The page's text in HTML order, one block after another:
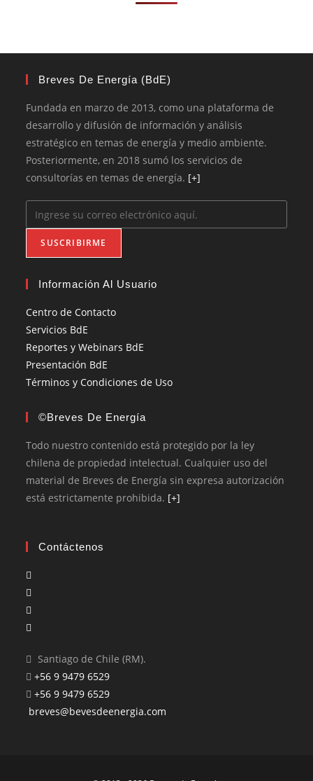
Breves De Energía (BdE)
Fundada en marzo de 2013, como una plataforma de
desarrollo y difusión de información y análisis
estratégico en temas de energía y medio ambiente.
Posteriormente, en 2018 sumó los servicios de
consultorías en temas de energía. [+]
SUSCRIBIRME
Información Al Usuario
Centro de Contacto
Servicios BdE
Reportes y Webinars BdE
Presentación BdE
Términos y Condiciones de Uso
©Breves De Energía
Todo nuestro contenido está protegido por la ley
chilena de propiedad intelectual. Cualquier uso del
material de Breves de Energía sin expresa autorización
está estrictamente prohibida. [+]
Contáctenos
Santiago de Chile (RM).
+56 9 9479 6529
+56 9 9479 6529
breves@bevesdeenergia.com